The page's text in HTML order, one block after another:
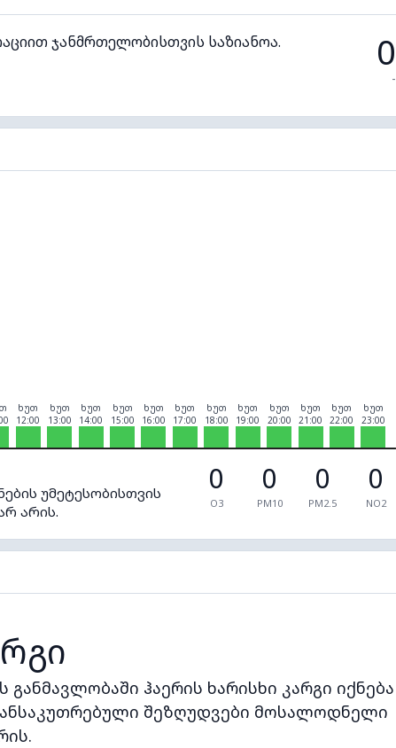
ჯანმრთელობისთვის საზიანოა. 0
-
ხუთ
12:00
ხუთ
13:00
ხუთ
14:00
ხუთ
15:00
ხუთ
16:00
ხუთ
17:00
ხუთ
18:00
ხუთ
19:00
ხუთ
20:00
ხუთ
21:00
ხუთ
22:00
ხუთ
23:00
უმეტესობისთვის
არის.
0
O3
0
PM10
0
PM2.5
0
NO2
განმავლობაში ჰაერის ხარისხი კარგი იქნება
შეზღუდვები მოსალოდნელი